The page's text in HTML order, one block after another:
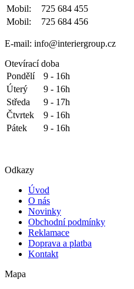
Mobil:
725 684 455
Mobil:
725 684 456
E-mail: info@interiergroup.cz
Otevírací doba
Pondělí
9 - 16h
Úterý
9 - 16h
Středa
9 - 17h
Čtvrtek
9 - 16h
Pátek
9 - 16h
Odkazy
Úvod
O nás
Novinky
Obchodní podmínky
Reklamace
Doprava a platba
Kontakt
Mapa